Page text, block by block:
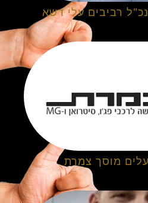
רביבים עלי דשא
מוסך צמרת